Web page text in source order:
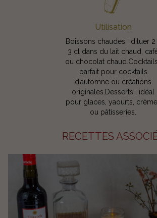
Utilisation
Boissons chaudes : diluer 2
3 cl dans du lait chaud,
ou chocolat
parfait pour cocktails
d’automne ou créations
originales.Desserts : idéal
pour glaces, yaourts,
ou pâtisseries.
RECETTES